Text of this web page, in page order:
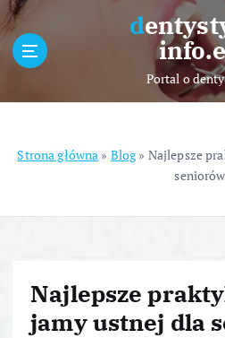
e
dentystyka-
Portal o
Strona główna » Blog» Najlepsze
seniorów
Najlepsze
jamy ustnej dla